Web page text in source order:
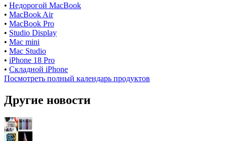
• Недорогой MacBook
• MacBook Air
• MacBook Pro
• Studio Display
• Mac mini
• Mac Studio
• iPhone 18 Pro
• Складной iPhone
Посмотреть полный календарь продуктов
Другие новости